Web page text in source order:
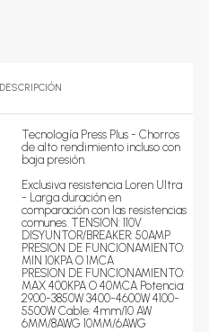
DESCRIPCIÓN
Tecnología Press Plus - Chorros
de alto rendimiento incluso con
baja presión.
Exclusiva resistencia Loren Ultra
- Larga duración en
comparación con las resistencias
comunes. TENSION: 110V
DISYUNTOR/BREAKER: 50AMP
PRESION DE FUNCIONAMIENTO:
MIN 10KPA O 1MCA
PRESION DE FUNCIONAMIENTO:
MAX 400KPA O 40MCA Potencia:
2900-3850W 3400-4600W 4100-
5500W Cable: 4mm/10 AW
6MM/8AWG 10MM/6AWG